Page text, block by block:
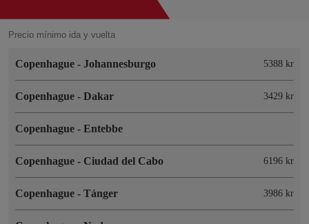
Precio mínimo ida y vuelta
Copenhague - Johannesburgo 5388 kr
Copenhague - Dakar 3429 kr
Copenhague - Entebbe
Copenhague - Ciudad del Cabo 6196 kr
Copenhague - Tánger 3986 kr